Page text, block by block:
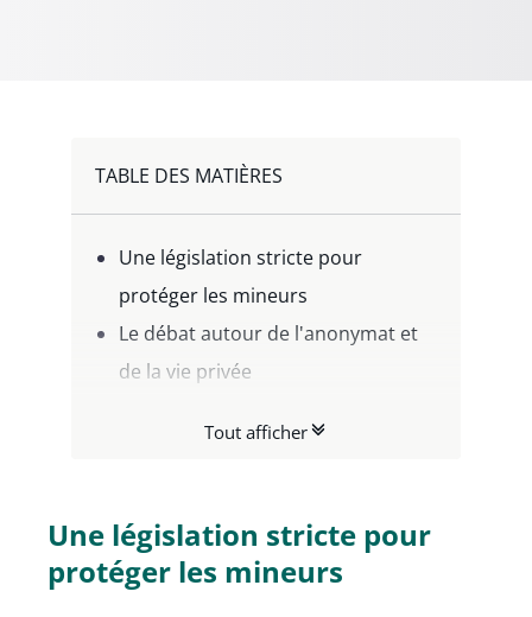
TABLE DES MATIÈRES
Une législation stricte pour
protéger les mineurs
Le débat autour de l'anonymat et
de la vie privée
contrôler l'identité ?
anonymisée pour d'autres
secteurs ?
Tout afficher
Une législation stricte pour
protéger les mineurs